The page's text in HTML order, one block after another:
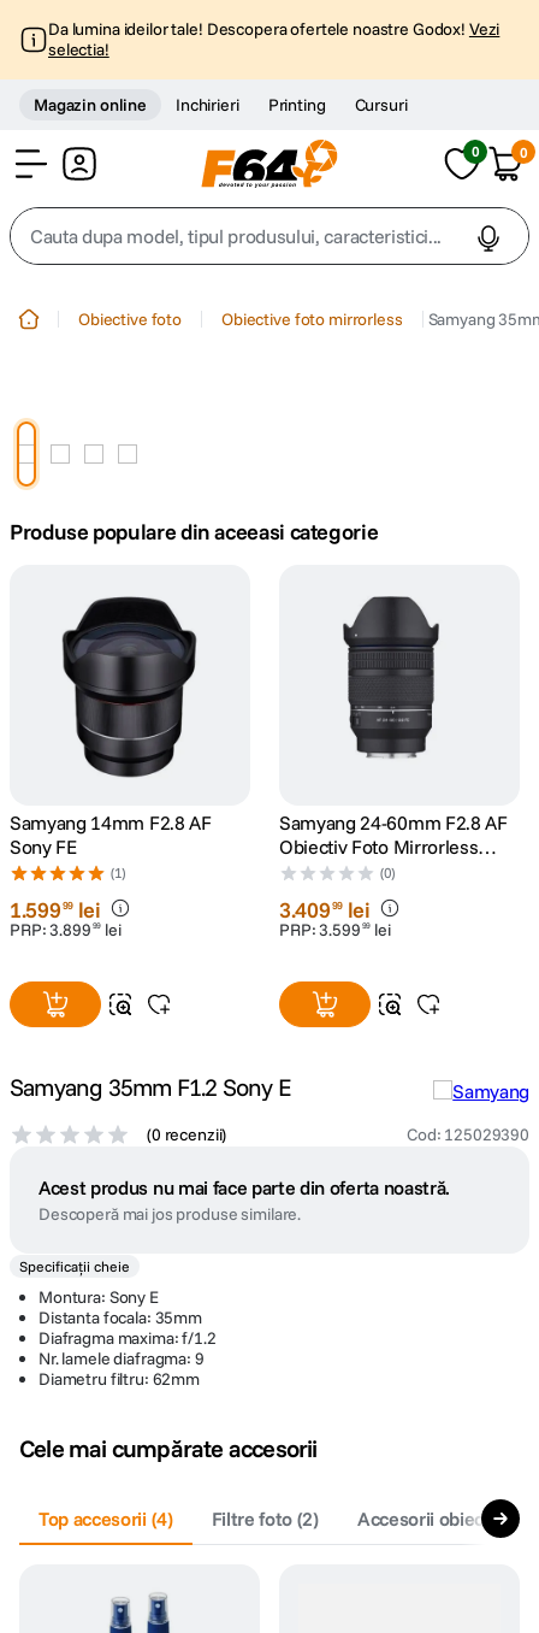
Da lumina ideilor tale! Descopera ofertele noastre Godox! Vezi
selectia!
Magazin online Inchirieri Printing Cursuri
0 0
Cauta dupa model, tipul produsului, caracteristici...
4. peak design
canon sx740 hs
6. lavaliera
card memorie
dji mic mini
9. dji osmo
10 . insta 360
Obiective foto Obiective foto mirrorless Samyang
Produse populare din aceeasi categorie
Samyang 14mm F2.8 AF
Sony FE
(1)
1.59999 lei
PRP:3.899 99 lei
Samyang 24-60mm F2.8 AF
Obiectiv Foto Mirrorless
Montura Sony E
(0)
3.40999 lei
PRP:3.599 99 lei
Samyang 35mm F1.2 Sony E
(0 recenzii) Cod: 125029390
Acest produs nu mai face parte din oferta noastră.
Descoperă mai jos produse similare.
Specificații cheie
Montura: Sony E
Distanta focala: 35mm
Diafragma maxima: f/1.2
Nr. lamele diafragma: 9
Diametru filtru: 62mm
Cele mai cumpărate accesorii
Top accesorii (4) Filtre foto (2) Accesorii obiective